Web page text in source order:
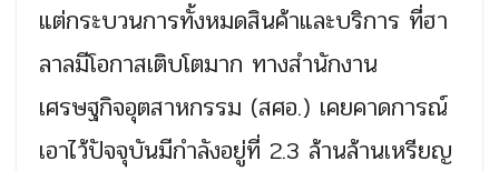
แต่กระบวนการทั้งหมดสินค้าและบริการ ที่ฮา
ลาลมีโอกาสเติบโตมาก ทางสำนักงาน
เศรษฐกิจอุตสาหกรรม (สศอ.) เคยคาดการณ์
เอาไว้ปัจจุบันมีกำลังอยู่ที่ 2.3 ล้านล้านเหรียญ